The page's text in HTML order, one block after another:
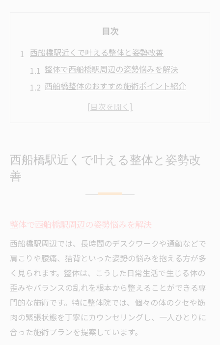
目次
西船橋駅近くで叶える整体と姿勢改善
整体で西船橋駅周辺の姿勢悩みを解決
西船橋整体のおすすめ施術ポイント紹介
整体が肩こりや腰痛に有効な理由とは
整体を活用したダイエット成功への道
整体でダイエット効果を高める秘訣とは
西船橋整体で痩せやすい体質を作る理由
姿勢の乱れがダイエット停滞に及ぼす影響
整体で姿勢の乱れを正す重要性について
悪い姿勢がダイエット効果を妨げる理由
整体で歪み改善し停滞期を乗り越える方法
猫背や骨盤の歪みが脂肪燃焼に与える影響
整体院のアドバイスで姿勢を見直すコツ
西船橋駅近くで叶える整体と姿勢改
善
整体で西船橋駅周辺の姿勢悩みを解決
西船橋駅周辺では、長時間のデスクワークや通勤などで
肩こりや腰痛、猫背といった姿勢の悩みを抱える方が多
く見られます。整体は、こうした日常生活で生じる体の
歪みやバランスの乱れを根本から整えることができる専
門的な施術です。特に整体院では、個々の体のクセや筋
肉の緊張状態を丁寧にカウンセリングし、一人ひとりに
合った施術プランを提案しています。